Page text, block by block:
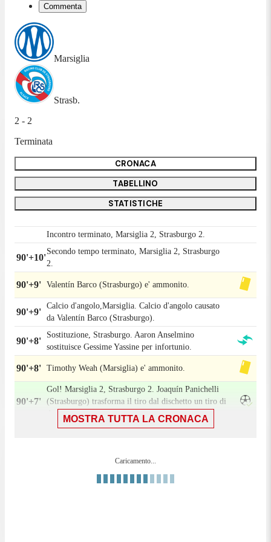
Commenta
Marsiglia
Strasb.
2 - 2
Terminata
CRONACA
TABELLINO
STATISTICHE
Incontro terminato, Marsiglia 2, Strasburgo 2.
90'+10'
Secondo tempo terminato, Marsiglia 2, Strasburgo
2.
90'+9' Valentín Barco (Strasburgo) e' ammonito.
90'+9'
Calcio d'angolo,Marsiglia. Calcio d'angolo causato
da Valentín Barco (Strasburgo).
90'+8'
Sostituzione, Strasburgo. Aaron Anselmino
sostituisce Gessime Yassine per infortunio.
90'+8' Timothy Weah (Marsiglia) e' ammonito.
90'+7'
Gol! Marsiglia 2, Strasburgo 2. Joaquín Panichelli
(Strasburgo) trasforma il tiro dal dischetto un tiro di
destro palla indirizzata nel centro della porta.
Gara riprende.
(Strasburgo) per infortunio.
Rigore per Strasburgo. Gessime Yassine e'stato
MOSTRA TUTTA LA CRONACA
Caricamento...